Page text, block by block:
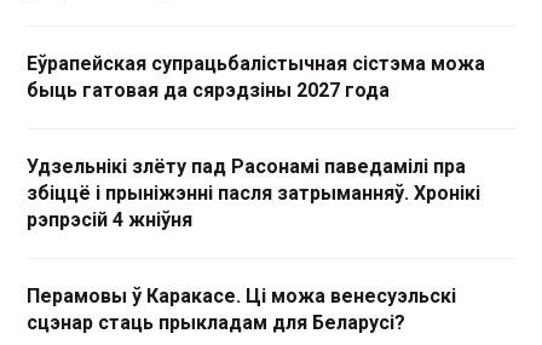
Еўрапейская супрацьбалістычная сістэма можа
быць гатовая да сярэдзіны 2027 года
Удзельнікі злёту пад Расонамі паведамілі пра
збіццё і прыніжэнні пасля затрыманняў. Хронікі
рэпрэсій 4 жніўня
Перамовы ў Каракасе. Ці можа венесуэльскі
сцэнар стаць прыкладам для Беларусі?